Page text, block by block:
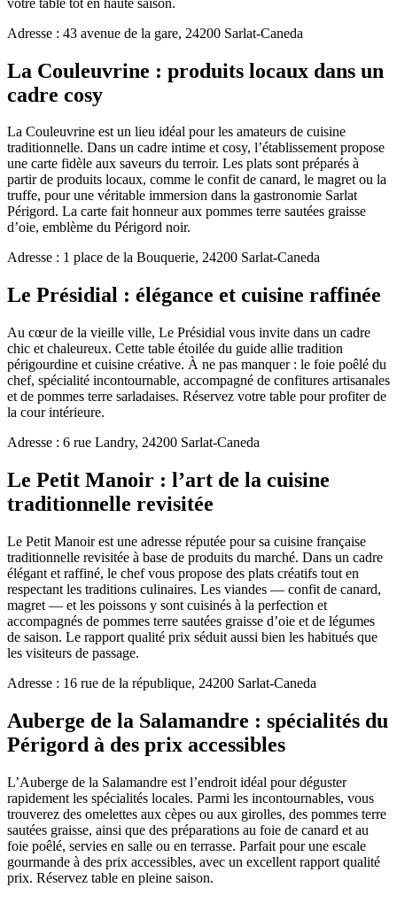
Adresse : 43 avenue de la gare, 24200 Sarlat-Caneda
La Couleuvrine : produits locaux dans un
cadre cosy
La Couleuvrine est un lieu idéal pour les amateurs de cuisine
traditionnelle. Dans un cadre intime et cosy, l’établissement propose
une carte fidèle aux saveurs du terroir. Les plats sont préparés à
partir de produits locaux, comme le confit de canard, le magret ou la
truffe, pour une véritable immersion dans la gastronomie Sarlat
Périgord. La carte fait honneur aux pommes terre sautées graisse
d’oie, emblème du Périgord noir.
Adresse : 1 place de la Bouquerie, 24200 Sarlat-Caneda
Le Présidial : élégance et cuisine raffinée
Au cœur de la vieille ville, Le Présidial vous invite dans un cadre
chic et chaleureux. Cette table étoilée du guide allie tradition
périgourdine et cuisine créative. À ne pas manquer : le foie poêlé du
chef, spécialité incontournable, accompagné de confitures artisanales
et de pommes terre sarladaises. Réservez votre table pour profiter de
la cour intérieure.
Adresse : 6 rue Landry, 24200 Sarlat-Caneda
Le Petit Manoir : l’art de la cuisine
traditionnelle revisitée
Le Petit Manoir est une adresse réputée pour sa cuisine française
traditionnelle revisitée à base de produits du marché. Dans un cadre
élégant et raffiné, le chef vous propose des plats créatifs tout en
respectant les traditions culinaires. Les viandes — confit de canard,
magret — et les poissons y sont cuisinés à la perfection et
accompagnés de pommes terre sautées graisse d’oie et de légumes
de saison. Le rapport qualité prix séduit aussi bien les habitués que
les visiteurs de passage.
Adresse : 16 rue de la république, 24200 Sarlat-Caneda
Auberge de la Salamandre : spécialités du
Périgord à des prix accessibles
L’Auberge de la Salamandre est l’endroit idéal pour déguster
rapidement les spécialités locales. Parmi les incontournables, vous
trouverez des omelettes aux cèpes ou aux girolles, des pommes terre
sautées graisse, ainsi que des préparations au foie de canard et au
foie poêlé, servies en salle ou en terrasse. Parfait pour une escale
gourmande à des prix accessibles, avec un excellent rapport qualité
prix. Réservez table en pleine saison.